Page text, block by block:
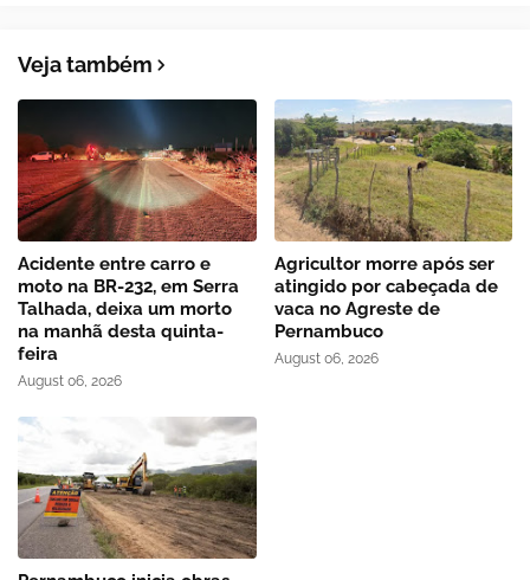
Veja também
Acidente entre carro e
moto na BR-232, em Serra
Talhada, deixa um morto
na manhã desta quinta-
feira
August 06, 2026
Agricultor morre após ser
atingido por cabeçada de
vaca no Agreste de
Pernambuco
August 06, 2026